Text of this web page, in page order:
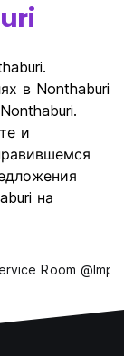
в Nonthaburi
и
на
Room